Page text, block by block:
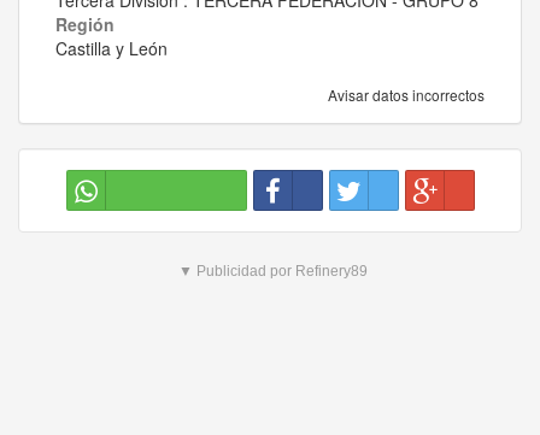
Región
Castilla y León
Avisar datos incorrectos
▼ Publicidad por Refinery89